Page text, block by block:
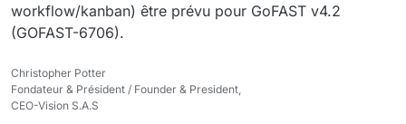
workflow/kanban) être prévu pour GoFAST v4.2
(GOFAST-6706).
Christopher Potter
Fondateur & Président / Founder & President,
CEO-Vision S.A.S